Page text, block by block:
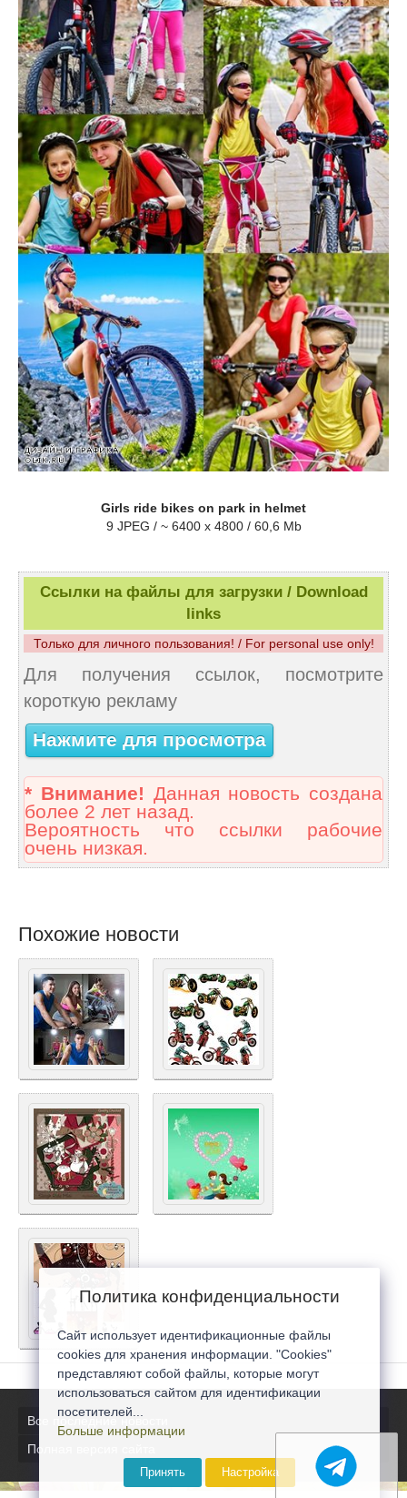
Girls ride bikes on park in helmet
9 JPEG / ~ 6400 x 4800 / 60,6 Mb
Ссылки на файлы для загрузки / Download
links
Только для личного пользования! / For personal use only!
Для получения ссылок, посмотрите
короткую рекламу
Нажмите для просмотра
* Внимание! Данная новость создана
более 2 лет назад.
Вероятность что ссылки рабочие
очень низкая.
Похожие новости
Все последние новости
Полная версия сайта
Политика конфиденциальности
Сайт использует идентификационные файлы
cookies для хранения информации. "Cookies"
представляют собой файлы, которые могут
использоваться сайтом для идентификации
посетителей...
Больше информации
Принять Настройка